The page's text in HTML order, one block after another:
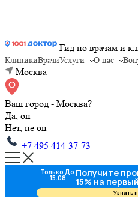
Гид по врачам и
КлиникиВрачиУслуги О нас
Москва
Ваш город - Москва?
Да, он
Нет, не он
+7 495 414-37-73
Только До
15.08 Получите
15% на
Узнать